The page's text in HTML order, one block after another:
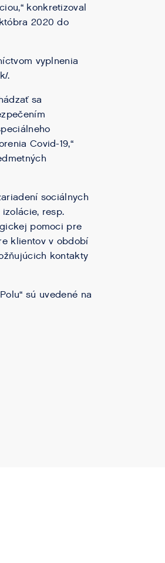
konkretizoval
2020 do
vyplnenia
.
sa
Covid-19,“
sociálnych
resp.
pomoci pre
klientov v období
kontakty
sú uvedené na